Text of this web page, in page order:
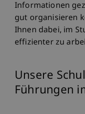
Informationen
gut organisieren
Ihnen dabei, im
effizienter zu
Unsere
Führungen